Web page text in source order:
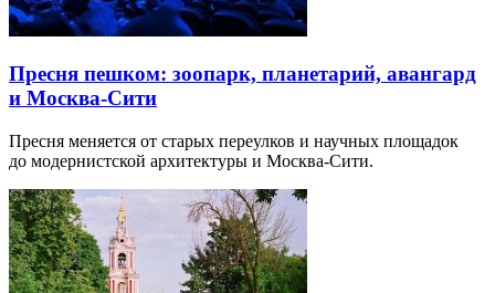
Пресня пешком: зоопарк, планетарий, авангард
и Москва-Сити
Пресня меняется от старых переулков и научных площадок
до модернистской архитектуры и Москва-Сити.